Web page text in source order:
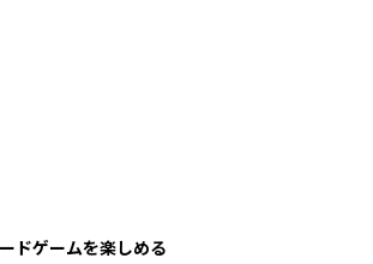
ドゲームを楽しめる